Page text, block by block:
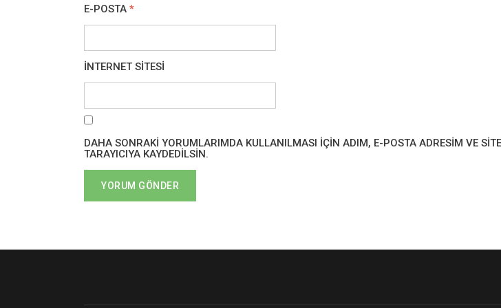
E-POSTA *
İNTERNET SITESI
DAHA SONRAKI YORUMLARIMDA KULLANILMASI IÇIN ADIM, E-POSTA ADRESIM VE
TARAYICIYA KAYDEDILSIN.